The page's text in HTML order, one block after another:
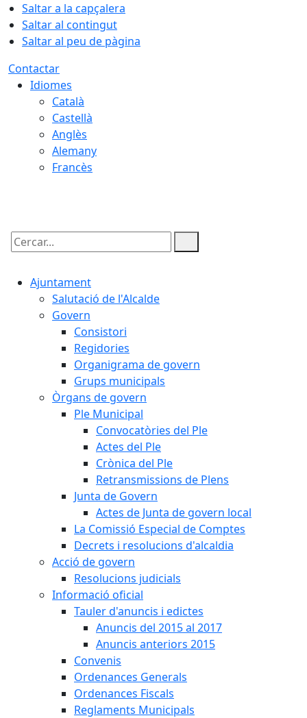
Saltar a la capçalera
Saltar al contingut
Saltar al peu de pàgina
Contactar
Idiomes
Català
Castellà
Anglès
Alemany
Francès
Cercar:
Ajuntament
Salutació de l'Alcalde
Govern
Consistori
Regidories
Organigrama de govern
Grups municipals
Òrgans de govern
Ple Municipal
Convocatòries del Ple
Actes del Ple
Crònica del Ple
Retransmissions de Plens
Junta de Govern
Actes de Junta de govern local
La Comissió Especial de Comptes
Decrets i resolucions d'alcaldia
Acció de govern
Resolucions judicials
Informació oficial
Tauler d'anuncis i edictes
Anuncis del 2015 al 2017
Anuncis anteriors 2015
Convenis
Ordenances Generals
Ordenances Fiscals
Reglaments Municipals